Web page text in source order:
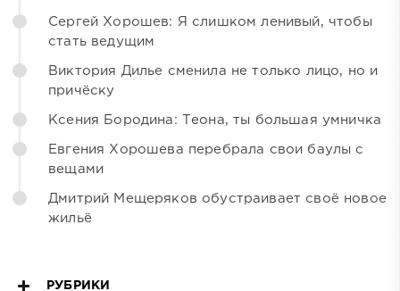
Сергей Хорошев: Я слишком ленивый, чтобы
стать ведущим
Виктория Дилье сменила не только лицо, но и
причёску
Ксения Бородина: Теона, ты большая умничка
Евгения Хорошева перебрала свои баулы с
вещами
Дмитрий Мещеряков обустраивает своё новое
жильё
РУБРИКИ